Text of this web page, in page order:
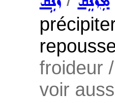
froideur
voir